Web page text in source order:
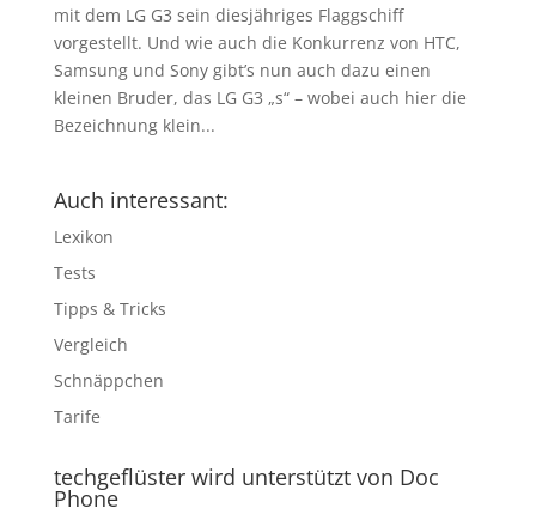
mit dem LG G3 sein diesjähriges Flaggschiff
vorgestellt. Und wie auch die Konkurrenz von HTC,
Samsung und Sony gibt’s nun auch dazu einen
kleinen Bruder, das LG G3 „s“ – wobei auch hier die
Bezeichnung klein...
Auch interessant:
Lexikon
Tests
Tipps & Tricks
Vergleich
Schnäppchen
Tarife
techgeflüster wird unterstützt von Doc
Phone